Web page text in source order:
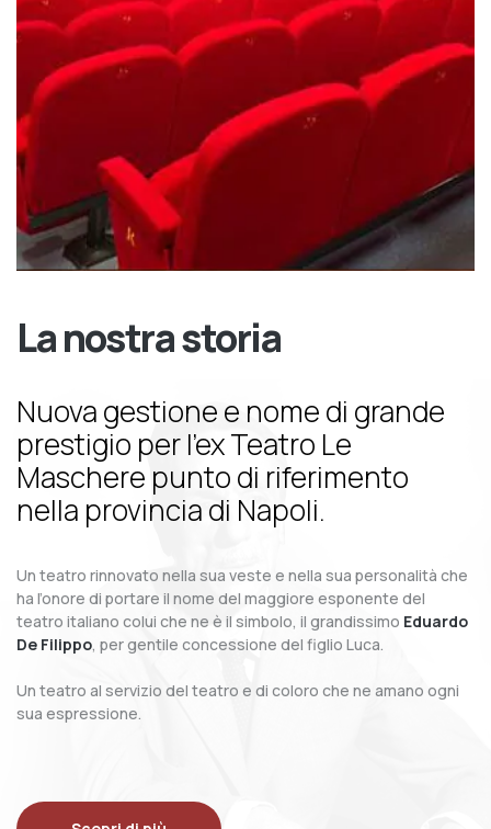
La nostra storia
Nuova gestione e nome di grande
prestigio per l’ex Teatro Le
Maschere punto di riferimento
nella provincia di Napoli.
Un teatro rinnovato nella sua veste e nella sua personalità che
ha l’onore di portare il nome del maggiore esponente del
teatro italiano colui che ne è il simbolo, il grandissimo Eduardo
De Filippo, per gentile concessione del figlio Luca.
Un teatro al servizio del teatro e di coloro che ne amano ogni
sua espressione.